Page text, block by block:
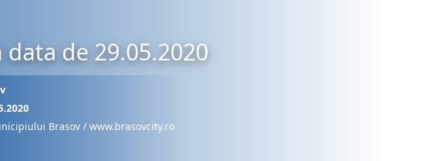
data de 29.05.2020
Brasov / www.brasovcity.ro